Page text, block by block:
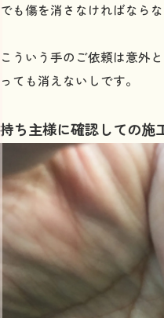
でも傷を消さなければなら
こういう手のご依頼は意外
っても消えないしです。
持ち主様に確認しての施